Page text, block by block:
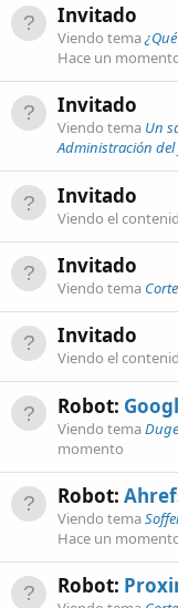
Invitado
Viendo tema
Hace un
Invitado
Viendo tema Un
Administración
Invitado
Viendo el
Invitado
Viendo tema
Invitado
Viendo el
Robot:
Viendo tema
momento
Robot:
Viendo tema
Hace un
Robot: